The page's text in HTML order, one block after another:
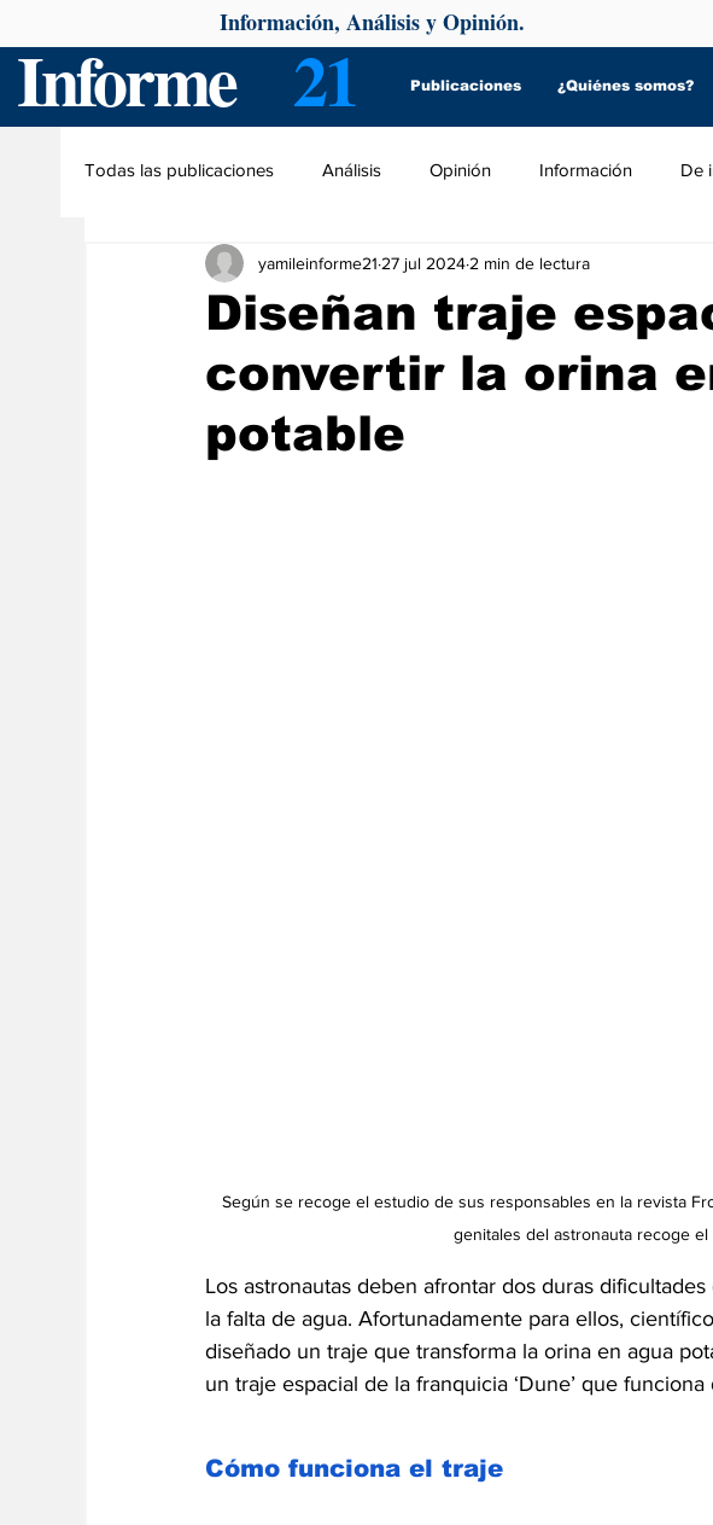
Informe 21 Publicaciones ¿Quiénes somos?
Información, Análisis y Opinión.
Todas las publicaciones Análisis Opinión Información De
Diseñan traje
convertir la orina
potable
yamileinforme21 27 jul 2024 2 min de lectura
Según se recoge el estudio de sus responsables en la revista
genitales del astronauta recoge el
Los astronautas deben afrontar dos duras
la falta de agua. Afortunadamente para ellos,
diseñado un traje que transforma la orina en agua
un traje espacial de la franquicia ‘Dune’ que
Cómo funciona el traje